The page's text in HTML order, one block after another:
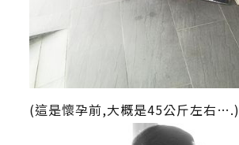
(這是懷孕前,大概是45公斤左右….)